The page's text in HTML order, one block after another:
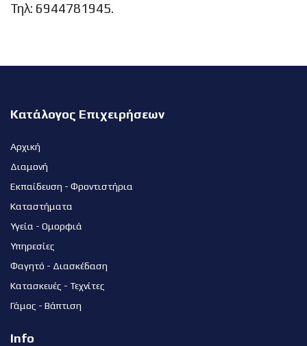
Τηλ: 6944781945.
Κατάλογος Επιχειρήσεων
Αρχική
Διαμονή
Εκπαίδευση - Φροντιστήρια
Καταστήματα
Υγεία - Ομορφιά
Υπηρεσίες
Φαγητό - Διασκέδαση
Κατασκευές - Τεχνίτες
Γάμος - Βάπτιση
Info